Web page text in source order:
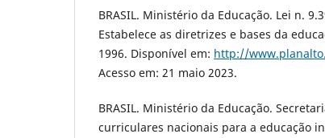
BRASIL. Ministério da Educação. Lei n.
Estabelece as diretrizes e bases da
1996. Disponível em: http://
Acesso em: 21 maio 2023.
BRASIL. Ministério da Educação.
curriculares nacionais para a educação